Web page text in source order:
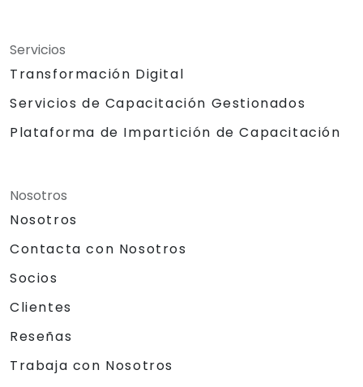
Servicios
Transformación Digital
Servicios de Capacitación Gestionados
Plataforma de Impartición de Capacitación
Nosotros
Nosotros
Contacta con Nosotros
Socios
Clientes
Reseñas
Trabaja con Nosotros